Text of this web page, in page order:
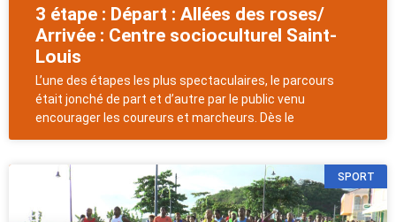
3 étape : Départ : Allées des roses/
Arrivée : Centre socioculturel Saint-
Louis
L’une des étapes les plus spectaculaires, le parcours
était jonché de part et d’autre par le public venu
encourager les coureurs et marcheurs. Dès le
SPORT